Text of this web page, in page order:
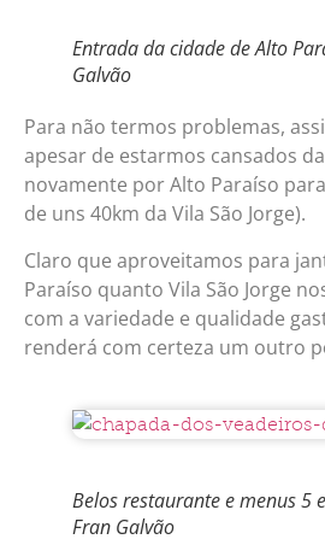
Entrada da cidade de Alto
Galvão
Para não termos problemas,
apesar de estarmos cansados
novamente por Alto Paraíso
de uns 40km da Vila São Jorge).
Claro que aproveitamos para
Paraíso quanto Vila São Jorge
com a variedade e qualidade
renderá com certeza um outro
Belos restaurante e menus 5
Fran Galvão